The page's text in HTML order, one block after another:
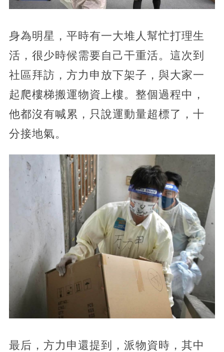
身為明星，平時有一大堆人幫忙打理生
活，很少時候需要自己干重活。這次到
社區拜訪，方力申放下架子，與大家一
起爬樓梯搬運物資上樓。整個過程中，
他都沒有喊累，只說運動量超標了，十
分接地氣。
最后，方力申還提到，派物資時，其中